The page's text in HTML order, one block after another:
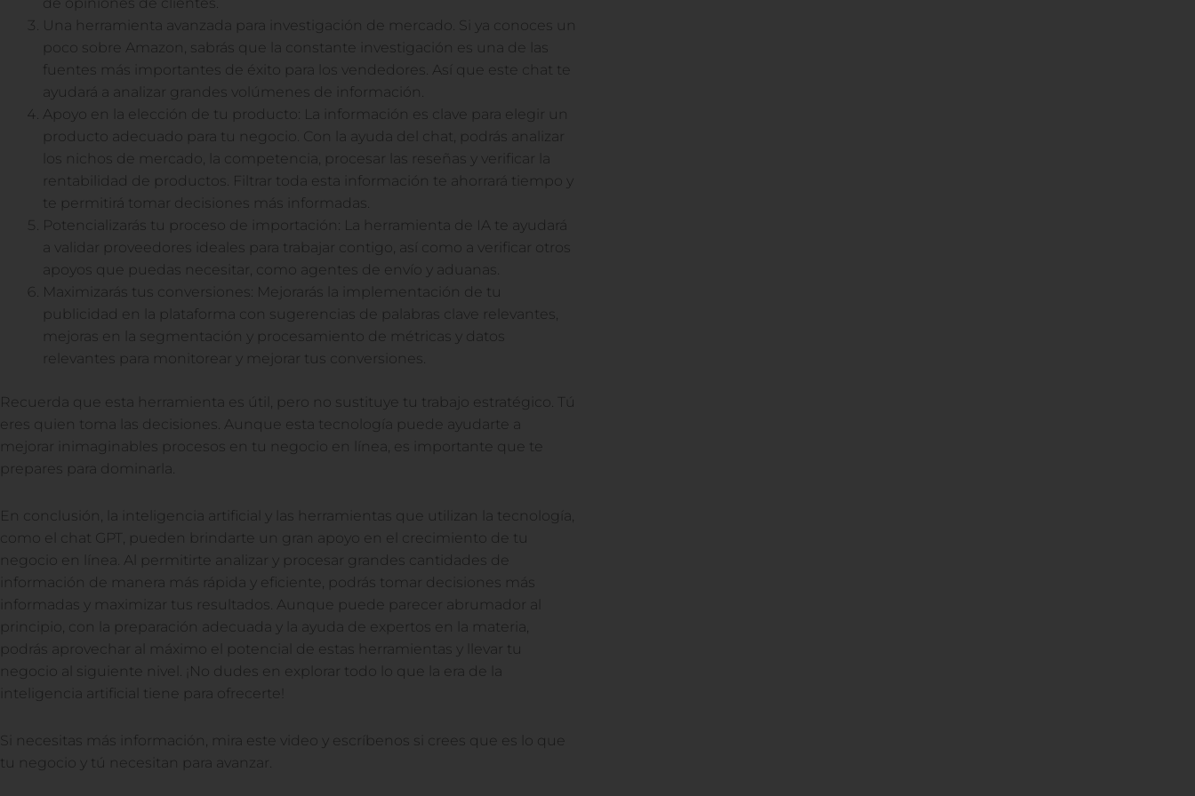
Una herramienta avanzada para investigación de mercado. Si ya conoces un
poco sobre Amazon, sabrás que la constante investigación es una de las
fuentes más importantes de éxito para los vendedores. Así que este chat te
ayudará a analizar grandes volúmenes de información.
Apoyo en la elección de tu producto: La información es clave para elegir un
producto adecuado para tu negocio. Con la ayuda del chat, podrás analizar
los nichos de mercado, la competencia, procesar las reseñas y verificar la
rentabilidad de productos. Filtrar toda esta información te ahorrará tiempo y
te permitirá tomar decisiones más informadas.
Potencializarás tu proceso de importación: La herramienta de IA te ayudará
a validar proveedores ideales para trabajar contigo, así como a verificar otros
apoyos que puedas necesitar, como agentes de envío y aduanas.
Maximizarás tus conversiones: Mejorarás la implementación de tu
publicidad en la plataforma con sugerencias de palabras clave relevantes,
mejoras en la segmentación y procesamiento de métricas y datos
relevantes para monitorear y mejorar tus conversiones.
Recuerda que esta herramienta es útil, pero no sustituye tu trabajo estratégico. Tú
eres quien toma las decisiones. Aunque esta tecnología puede ayudarte a
mejorar inimaginables procesos en tu negocio en línea, es importante que te
prepares para dominarla.
En conclusión, la inteligencia artificial y las herramientas que utilizan la tecnología,
como el chat GPT, pueden brindarte un gran apoyo en el crecimiento de tu
negocio en línea. Al permitirte analizar y procesar grandes cantidades de
información de manera más rápida y eficiente, podrás tomar decisiones más
informadas y maximizar tus resultados. Aunque puede parecer abrumador al
principio, con la preparación adecuada y la ayuda de expertos en la materia,
podrás aprovechar al máximo el potencial de estas herramientas y llevar tu
negocio al siguiente nivel. ¡No dudes en explorar todo lo que la era de la
inteligencia artificial tiene para ofrecerte!
Si necesitas más información, mira este video y escríbenos si crees que es lo que
tu negocio y tú necesitan para avanzar.